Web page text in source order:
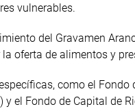
vulnerables.
del Gravamen
oferta de alimentos y
como el Fondo
el Fondo de Capital de